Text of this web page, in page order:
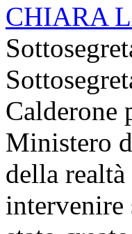
CHIARA
Calderone
Ministero
della
intervenire